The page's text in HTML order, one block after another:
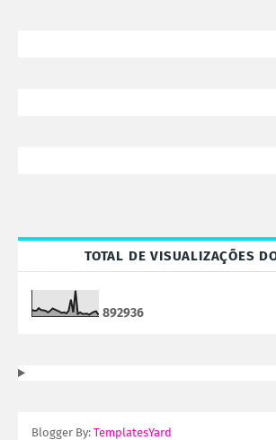
TOTAL DE VISUALIZAÇÕES
892936
Blogger By: TemplatesYard